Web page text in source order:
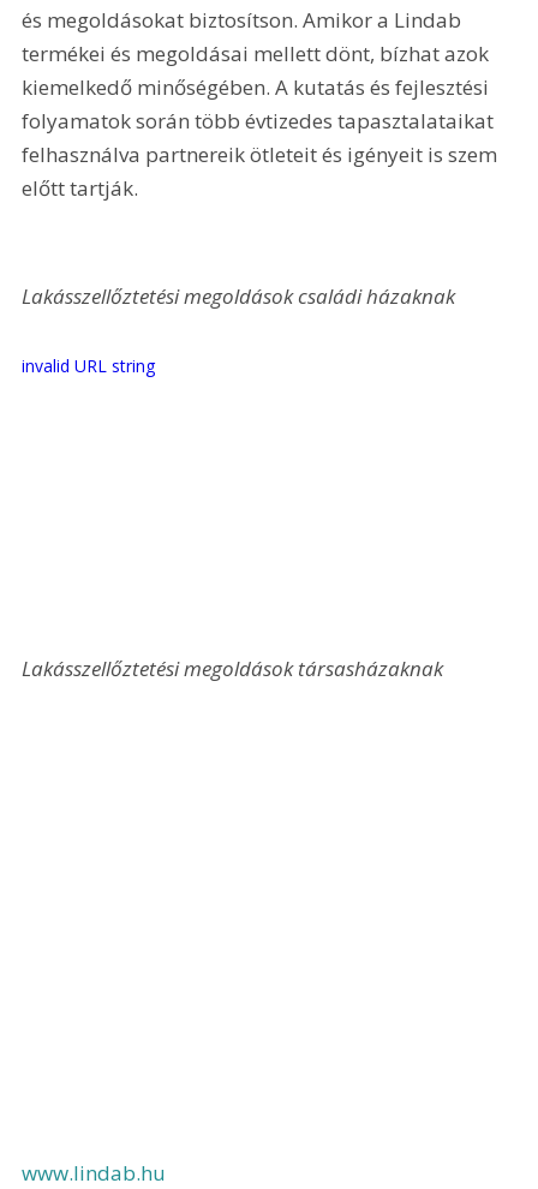
és megoldásokat biztosítson. Amikor a Lindab
termékei és megoldásai mellett dönt, bízhat azok
kiemelkedő minőségében. A kutatás és fejlesztési
folyamatok során több évtizedes tapasztalataikat
felhasználva partnereik ötleteit és igényeit is szem
előtt tartják.
Lakásszellőztetési megoldások családi házaknak
invalid URL string
Lakásszellőztetési megoldások társasházaknak
www.lindab.hu